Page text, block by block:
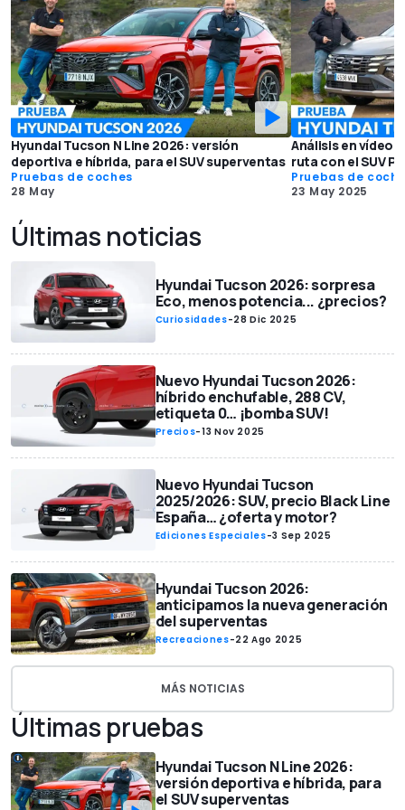
Hyundai Tucson N Line 2026: versión
deportiva e híbrida, para el SUV superventas
Pruebas de coches
28 May
Análisis en vídeo:
ruta con el SUV
Pruebas de
23 May 2025
Últimas noticias
Hyundai Tucson 2026: sorpresa
Eco, menos potencia... ¿precios?
Curiosidades-28 Dic 2025
Nuevo Hyundai Tucson 2026:
híbrido enchufable, 288 CV,
etiqueta 0… ¡bomba SUV!
Precios-13 Nov 2025
Nuevo Hyundai Tucson
2025/2026: SUV, precio Black Line
España… ¿oferta y motor?
Ediciones Especiales-3 Sep 2025
Hyundai Tucson 2026:
anticipamos la nueva generación
del superventas
Recreaciones-22 Ago 2025
MÁS NOTICIAS
Últimas pruebas
Hyundai Tucson N Line 2026:
versión deportiva e híbrida, para
el SUV superventas